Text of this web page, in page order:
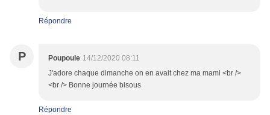
Répondre
P Poupoule 14/12/2020 08:11
J'adore chaque dimanche on en avait chez ma mami <br />
<br /> Bonne journée bisous
Répondre